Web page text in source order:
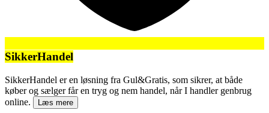
SikkerHandel
SikkerHandel er en løsning fra Gul&Gratis, som sikrer, at både
køber og sælger får en tryg og nem handel, når I handler genbrug
online.
Læs mere